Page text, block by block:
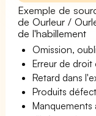
Exemple de
de Ourleur /
de l'habillement
Omission,
Erreur de
Retard dans
Produits
Manquements